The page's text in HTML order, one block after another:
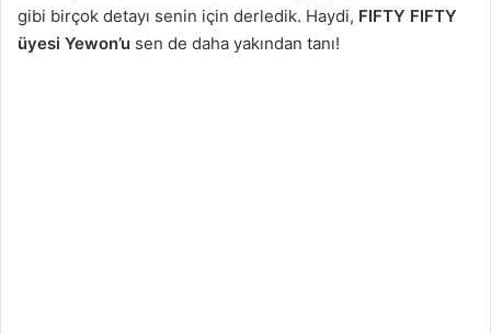
gibi birçok detayı senin için derledik. Haydi, FIFTY FIFTY
üyesi Yewon’u sen de daha yakından tanı!